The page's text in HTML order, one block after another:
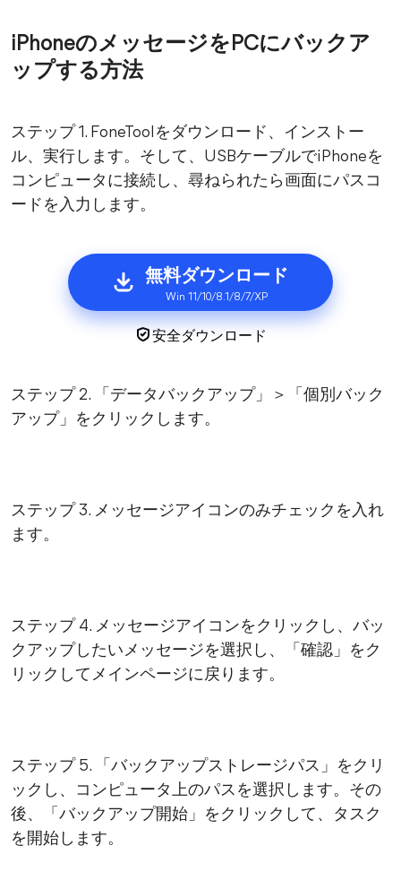
iPhoneのメッセージをPCにバックア
ップする方法
ステップ 1. FoneToolをダウンロード、インストー
ル、実行します。そして、USBケーブルでiPhoneを
コンピュータに接続し、尋ねられたら画面にパスコ
ードを入力します。
無料ダウンロード
Win 11/10/8.1/8/7/XP
安全ダウンロード
ステップ 2. 「データバックアップ」＞「個別バック
アップ」をクリックします。
ステップ 3. メッセージアイコンのみチェックを入れ
ます。
ステップ 4. メッセージアイコンをクリックし、バッ
クアップしたいメッセージを選択し、「確認」をク
リックしてメインページに戻ります。
ステップ 5. 「バックアップストレージパス」をクリ
ックし、コンピュータ上のパスを選択します。その
後、「バックアップ開始」をクリックして、タスク
を開始します。